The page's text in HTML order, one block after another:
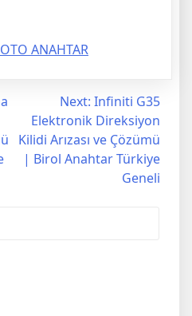
ANAHTAR
Next: Infiniti G35
Elektronik Direksiyon
Kilidi Arızası ve Çözümü
| Birol Anahtar Türkiye
Geneli